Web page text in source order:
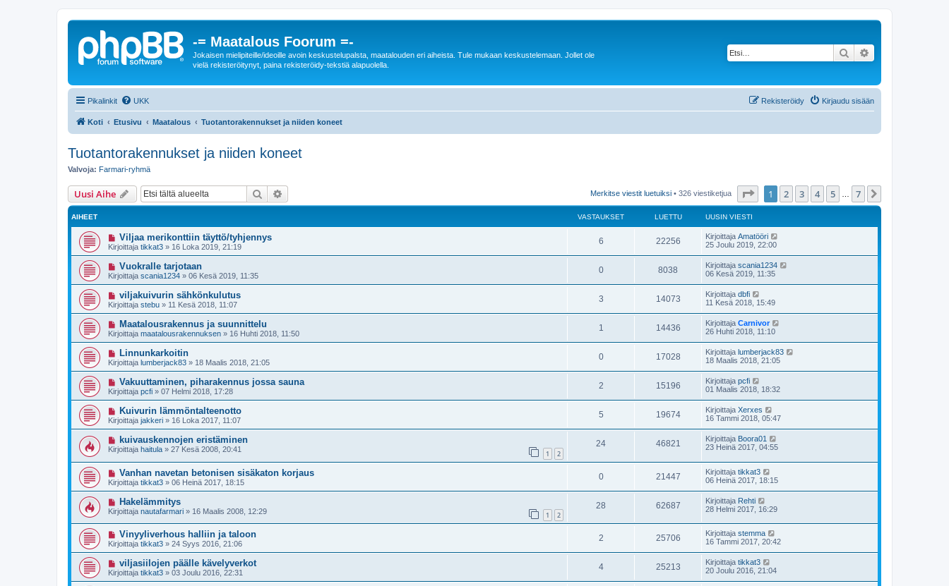
-= Maatalous Foorum =-
Jokaisen mielipiteille/ideoille avoin keskustelupalsta, maatalouden eri aiheista. Tule mukaan keskustelemaan. Jollet ole
vielä rekisteröitynyt, paina rekisteröidy-tekstiä alapuolella.
Etsi
Pikalinkit UKK Kirjaudu sisään
Rekisteröidy
Koti Etusivu Maatalous Tuotantorakennukset ja niiden koneet
Tuotantorakennukset ja niiden koneet
Valvoja: Farmari-ryhmä
Uusi Aihe Etsi Merkitse viestit luetuiksi • 326 viestiketjua Sivu 7
1 2 3 4 5 7
AIHEET VASTAUKSET LUETTU UUSIN VIESTI
Viljaa merikonttiin täyttö/tyhjennys
Kirjoittaja tikkat3 » 16 Loka 2019, 21:19
6 22256 Kirjoittaja Amatööri
25 Joulu 2019, 22:00
Vuokralle tarjotaan
Kirjoittaja scania1234 » 06 Kesä 2019, 11:35
0 8038 Kirjoittaja scania1234
06 Kesä 2019, 11:35
viljakuivurin sähkönkulutus
Kirjoittaja stebu » 11 Kesä 2018, 11:07
3 14073 Kirjoittaja dbfi
11 Kesä 2018, 15:49
Maatalousrakennus ja suunnittelu
Kirjoittaja maatalousrakennuksen » 16 Huhti 2018, 11:50
1 14436 Kirjoittaja Carnivor
26 Huhti 2018, 11:10
Linnunkarkoitin
Kirjoittaja lumberjack83 » 18 Maalis 2018, 21:05
0 17028 Kirjoittaja lumberjack83
18 Maalis 2018, 21:05
Vakuuttaminen, piharakennus jossa sauna
Kirjoittaja pcfi » 07 Helmi 2018, 17:28
2 15196 Kirjoittaja pcfi
01 Maalis 2018, 18:32
Kuivurin lämmöntalteenotto
Kirjoittaja jakkeri » 16 Loka 2017, 11:07
5 19674 Kirjoittaja Xerxes
16 Tammi 2018, 05:47
kuivauskennojen eristäminen
Kirjoittaja haitula » 27 Kesä 2008, 20:41 1 2
24 46821 Kirjoittaja Boora01
23 Heinä 2017, 04:55
Vanhan navetan betonisen sisäkaton korjaus
Kirjoittaja tikkat3 » 06 Heinä 2017, 18:15
0 21447 Kirjoittaja tikkat3
06 Heinä 2017, 18:15
Hakelämmitys
Kirjoittaja nautafarmari » 16 Maalis 2008, 12:29 1 2
28 62687 Kirjoittaja Rehti
28 Helmi 2017, 16:29
Vinyyliverhous halliin ja taloon
Kirjoittaja tikkat3 » 24 Syys 2016, 21:06
2 25706 Kirjoittaja stemma
16 Tammi 2017, 20:42
viljasiilojen päälle kävelyverkot
Kirjoittaja tikkat3 » 03 Joulu 2016, 22:31
4 25213 Kirjoittaja tikkat3
20 Joulu 2016, 21:04